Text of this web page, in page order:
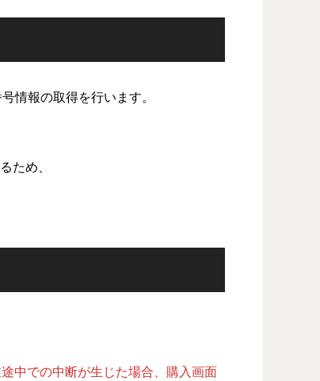
情報の取得を行います。
ため、
中での中断が生じた場合、購入画面